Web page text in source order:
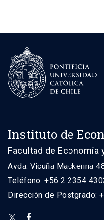
Instituto de
Facultad de Economía
Avda. Vicuña Mackenna
Teléfono: +56 2 2354
Dirección de Postgrado: